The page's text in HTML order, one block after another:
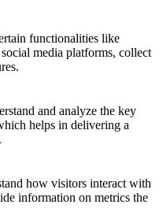
functionalities like
media platforms, collect
and analyze the key
helps in delivering a
how visitors interact with
information on metrics the